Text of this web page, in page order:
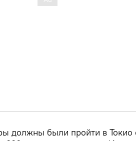
должны были пройти в Токио